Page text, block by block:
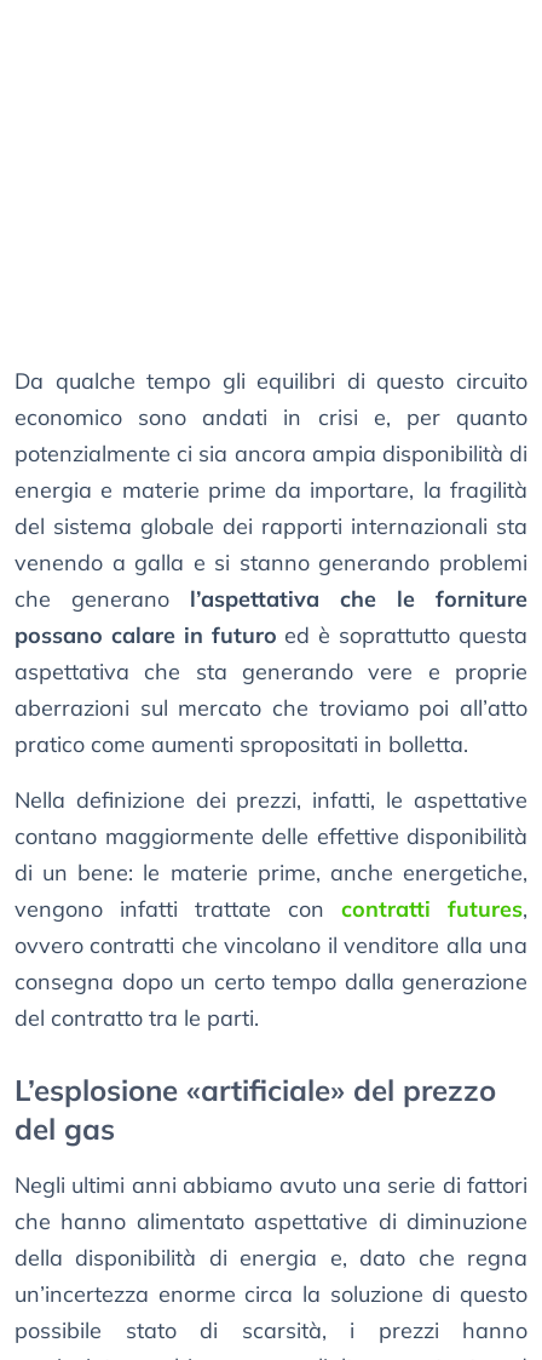
Da qualche tempo gli equilibri di questo circuito
economico sono andati in crisi e, per quanto
potenzialmente ci sia ancora ampia disponibilità di
energia e materie prime da importare, la fragilità
del sistema globale dei rapporti internazionali sta
venendo a galla e si stanno generando problemi
che generano l’aspettativa che le forniture
possano calare in futuro ed è soprattutto questa
aspettativa che sta generando vere e proprie
aberrazioni sul mercato che troviamo poi all’atto
pratico come aumenti spropositati in bolletta.
Nella definizione dei prezzi, infatti, le aspettative
contano maggiormente delle effettive disponibilità
di un bene: le materie prime, anche energetiche,
vengono infatti trattate con contratti futures,
ovvero contratti che vincolano il venditore alla una
consegna dopo un certo tempo dalla generazione
del contratto tra le parti.
L’esplosione «artificiale» del prezzo
del gas
Negli ultimi anni abbiamo avuto una serie di fattori
che hanno alimentato aspettative di diminuzione
della disponibilità di energia e, dato che regna
un’incertezza enorme circa la soluzione di questo
possibile stato di scarsità, i prezzi hanno